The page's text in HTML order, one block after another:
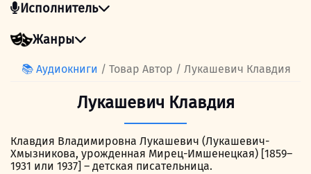
Исполнитель
Жанры
📚 Аудиокниги / Товар Автор / Лукашевич Клавдия
Лукашевич Клавдия
Клавдия Владимировна Лукашевич (Лукашевич-
Хмызникова, урожденная Мирец-Имшенецкая) [1859–
1931 или 1937] – детская писательница.